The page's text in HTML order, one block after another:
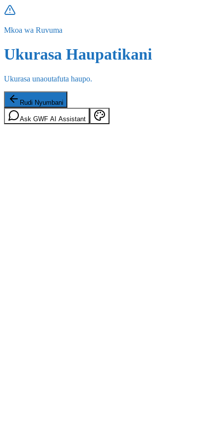
Mkoa wa Ruvuma
Ukurasa Haupatikani
Ukurasa unaoutafuta haupo.
Rudi Nyumbani
Ask GWF AI Assistant